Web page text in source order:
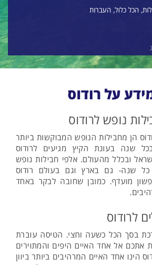
הכל כלול העברות
על רודוס
נופש לרודוס
הן מחבילות הנופש המבוקשות ביותר
שנה בעונת הקיץ מגיעים לרודוס
ובכלל מהעולם. אלפי חבילות נופש
כל שנה- גם בארץ וגם בעולם רודוס
מועדף. כמובן שחובה לבקר באחד
לרודוס
בסך הכל כשעה וחצי. הטיסה עוברת
אתכם אל אחד האיים היפים והמתוירים
הינו אחד האיים המרהיבים ביותר ביוון